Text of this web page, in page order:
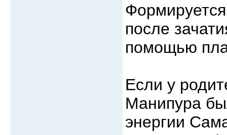
после
помощью
Если у
Манипура
энергии